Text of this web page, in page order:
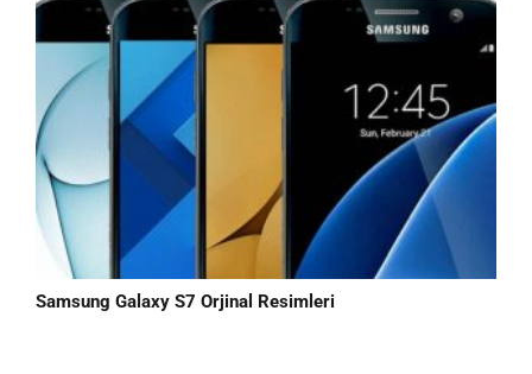
Samsung Galaxy S7 Orjinal Resimleri